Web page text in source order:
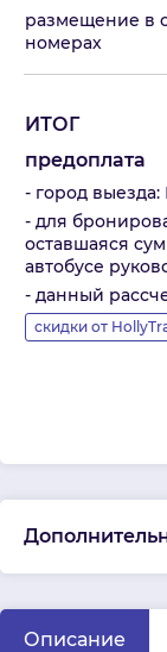
размещение в
номерах
ИТОГ
предоплата
- город выезда:
- для
оставшаяся
автобусе
- данный
скидки от
Описание